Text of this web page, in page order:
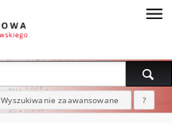
Wyszukiwanie zaawansowane ?